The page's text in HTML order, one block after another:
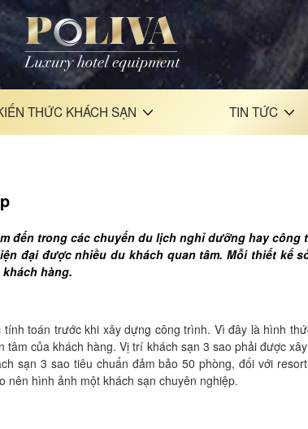
THỨC KHÁCH SẠN TIN TỨC
đến trong các chuyến du lịch nghỉ dưỡng hay công
đại được nhiều du khách quan tâm. Mỗi thiết kế
hàng.
toán trước khi xây dựng công trình. Vì đây là hình
của khách hàng. Vị trí khách sạn 3 sao phải được
sạn 3 sao tiêu chuẩn đảm bảo 50 phòng, đối với
nên hình ảnh một khách sạn chuyên nghiệp.